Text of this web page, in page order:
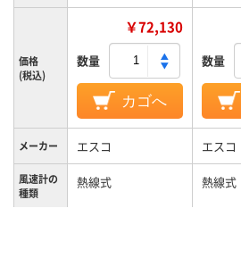
価格
(税込)
￥72,130
数量
カゴへ
数量
メーカー エスコ エスコ
風速計の
種類
熱線式 熱線式